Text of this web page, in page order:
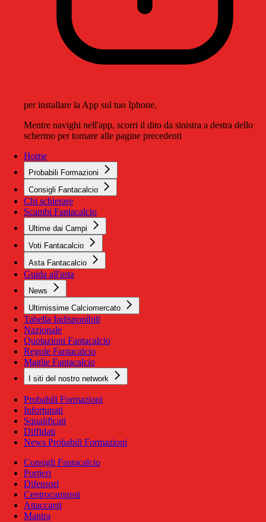
per installare la App sul tuo Iphone.
Mentre navighi nell'app, scorri il dito da sinistra a destra dello
schermo per tornare alle pagine precedenti
Home
Probabili Formazioni
Consigli Fantacalcio
Chi schierare
Scambi Fantacalcio
Ultime dai Campi
Voti Fantacalcio
Asta Fantacalcio
Guida all'asta
News
Ultimissime Calciomercato
Tabella Indisponibili
Nazionale
Quotazioni Fantacalcio
Regole Fantacalcio
Maglie Fantacalcio
I siti del nostro network
Probabili Formazioni
Infortunati
Squalificati
Diffidati
News Probabili Formazioni
Consigli Fantacalcio
Portieri
Difensori
Centrocampisti
Attaccanti
Mantra